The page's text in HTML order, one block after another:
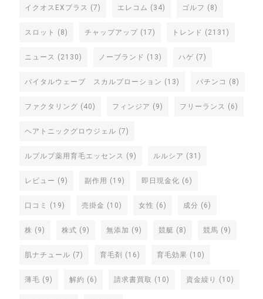
イクオスEXプラス (7) エレコム (34) ゴルフ (8)
スロット (8) チャップアップ (17) トレンド (2131)
ニュース (2130) ノーブランド (13) ハゲ (7)
バイタルウェーブ スカルプローション (13) パチンコ (8)
ファクタリング (40) フィンジア (9) フリーランス (6)
ヘアトニックグロウジェル (7)
ルプルプ薬用育毛エッセンス (9) ルルシア (31)
レビュー (9) 副作用 (19) 即日現金化 (6)
口コミ (19) 売掛金 (10) 女性 (6) 成分 (6)
株 (9) 株式 (9) 無添加 (9) 競艇 (8) 競馬 (9)
肌ナチュール (7) 育毛剤 (16) 育毛効果 (10)
薄毛 (9) 解約 (6) 請求書買取 (10) 資金繰り (10)